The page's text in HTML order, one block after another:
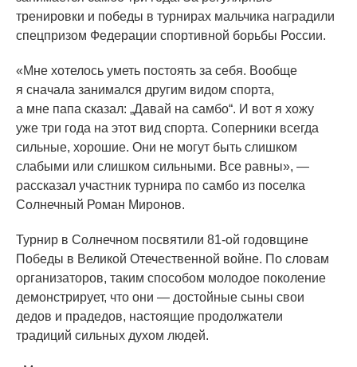
тренировки и победы в турнирах мальчика наградили
спецпризом Федерации спортивной борьбы России.
«Мне хотелось уметь постоять за себя. Вообще
я сначала занимался другим видом спорта,
а мне папа сказал: „Давай на самбо“. И вот я хожу
уже три года на этот вид спорта. Соперники всегда
сильные, хорошие. Они не могут быть слишком
слабыми или слишком сильными. Все равны», —
рассказал участник турнира по самбо из поселка
Солнечный Роман Миронов.
Турнир в Солнечном посвятили 81-ой годовщине
Победы в Великой Отечественной войне. По словам
организаторов, таким способом молодое поколение
демонстрирует, что они — достойные сыны свои
дедов и прадедов, настоящие продолжатели
традиций сильных духом людей.